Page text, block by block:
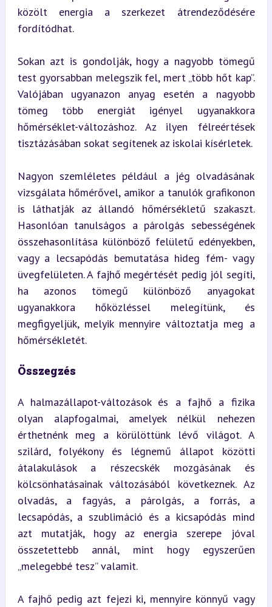
közölt energia a szerkezet átrendeződésére
fordítódhat.
Sokan azt is gondolják, hogy a nagyobb tömegű
test gyorsabban melegszik fel, mert „több hőt kap”.
Valójában ugyanazon anyag esetén a nagyobb
tömeg több energiát igényel ugyanakkora
hőmérséklet-változáshoz. Az ilyen félreértések
tisztázásában sokat segítenek az iskolai kísérletek.
Nagyon szemléletes például a jég olvadásának
vizsgálata hőmérővel, amikor a tanulók grafikonon
is láthatják az állandó hőmérsékletű szakaszt.
Hasonlóan tanulságos a párolgás sebességének
összehasonlítása különböző felületű edényekben,
vagy a lecsapódás bemutatása hideg fém- vagy
üvegfelületen. A fajhő megértését pedig jól segíti,
ha azonos tömegű különböző anyagokat
ugyanakkora hőközléssel melegítünk, és
megfigyeljük, melyik mennyire változtatja meg a
hőmérsékletét.
Összegzés
A halmazállapot-változások és a fajhő a fizika
olyan alapfogalmai, amelyek nélkül nehezen
érthetnénk meg a körülöttünk lévő világot. A
szilárd, folyékony és légnemű állapot közötti
átalakulások a részecskék mozgásának és
kölcsönhatásainak változásából következnek. Az
olvadás, a fagyás, a párolgás, a forrás, a
lecsapódás, a szublimáció és a kicsapódás mind
azt mutatják, hogy az energia szerepe jóval
összetettebb annál, mint hogy egyszerűen
„melegebbé tesz” valamit.
A fajhő pedig azt fejezi ki, mennyire könnyű vagy